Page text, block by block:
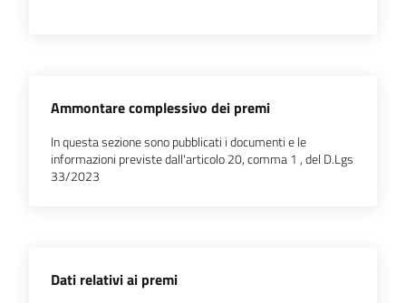
L'impresa
digitale
Prenotazioni
Ammontare complessivo dei premi
In questa sezione sono pubblicati i documenti e le
informazioni previste dall'articolo 20, comma 1 , del D.Lgs
33/2023
Dati relativi ai premi